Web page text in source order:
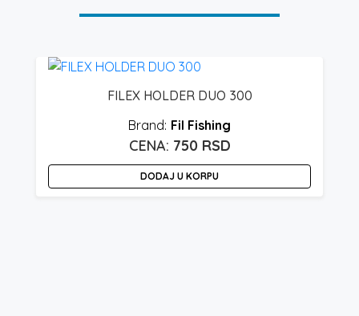
FILEX HOLDER DUO 300
Fil Fishing
750 RSD
DODAJ U KORPU